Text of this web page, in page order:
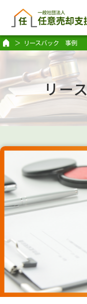
リースバック 事例
リー